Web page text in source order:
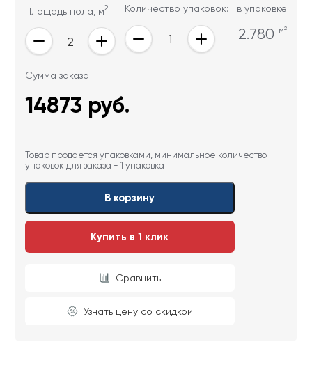
Площадь пола, м2 Количество упаковок: в упаковке
2.780 м²
Сумма заказа
14873 руб.
Товар продается упаковками, минимальное количество
упаковок для заказа - 1 упаковка
В корзину
Купить в 1 клик
Сравнить
Узнать цену со скидкой